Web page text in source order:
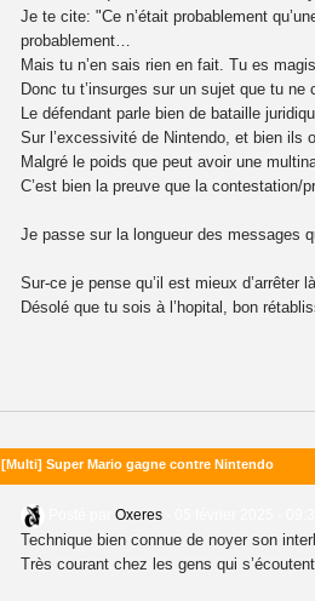
Je te cite: "Ce n’était probablement
probablement…
Mais tu n’en sais rien en fait. Tu es
Donc tu t’insurges sur un sujet que tu
Le défendant parle bien de bataille
Sur l’excessivité de Nintendo, et bien ils
Malgré le poids que peut avoir une
C’est bien la preuve que la contestation/
Je passe sur la longueur des messages
Sur-ce je pense qu’il est mieux d’arrêter
Désolé que tu sois à l’hopital, bon
[Multi] Super Mario gagne contre Nintendo
Oxeres
Technique bien connue de noyer son
Très courant chez les gens qui